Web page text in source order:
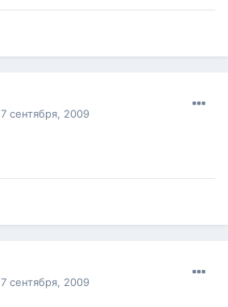
7 сентября, 2009
7 сентября, 2009